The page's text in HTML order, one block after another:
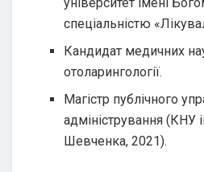
спеціальністю
Кандидат медичних
отоларингології.
Магістр публічного
адміністрування (КНУ
Шевченка, 2021).